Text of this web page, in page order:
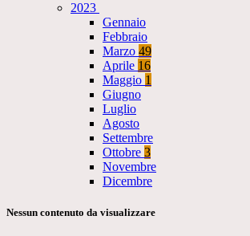
2023
Gennaio
Febbraio
Marzo 49
Aprile 16
Maggio 1
Giugno
Luglio
Agosto
Settembre
Ottobre 3
Novembre
Dicembre
Nessun contenuto da visualizzare